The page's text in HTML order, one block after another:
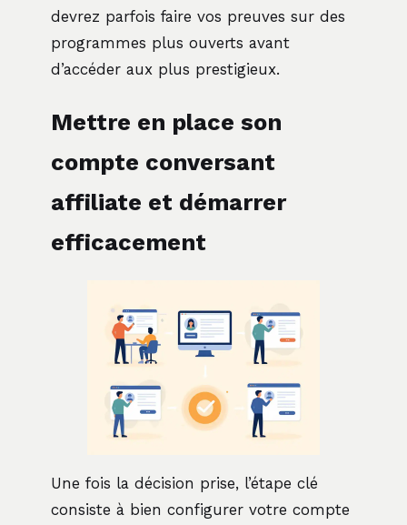
devrez parfois faire vos preuves sur des
programmes plus ouverts avant
d’accéder aux plus prestigieux.
Mettre en place son
compte conversant
affiliate et démarrer
efficacement
Une fois la décision prise, l’étape clé
consiste à bien configurer votre compte